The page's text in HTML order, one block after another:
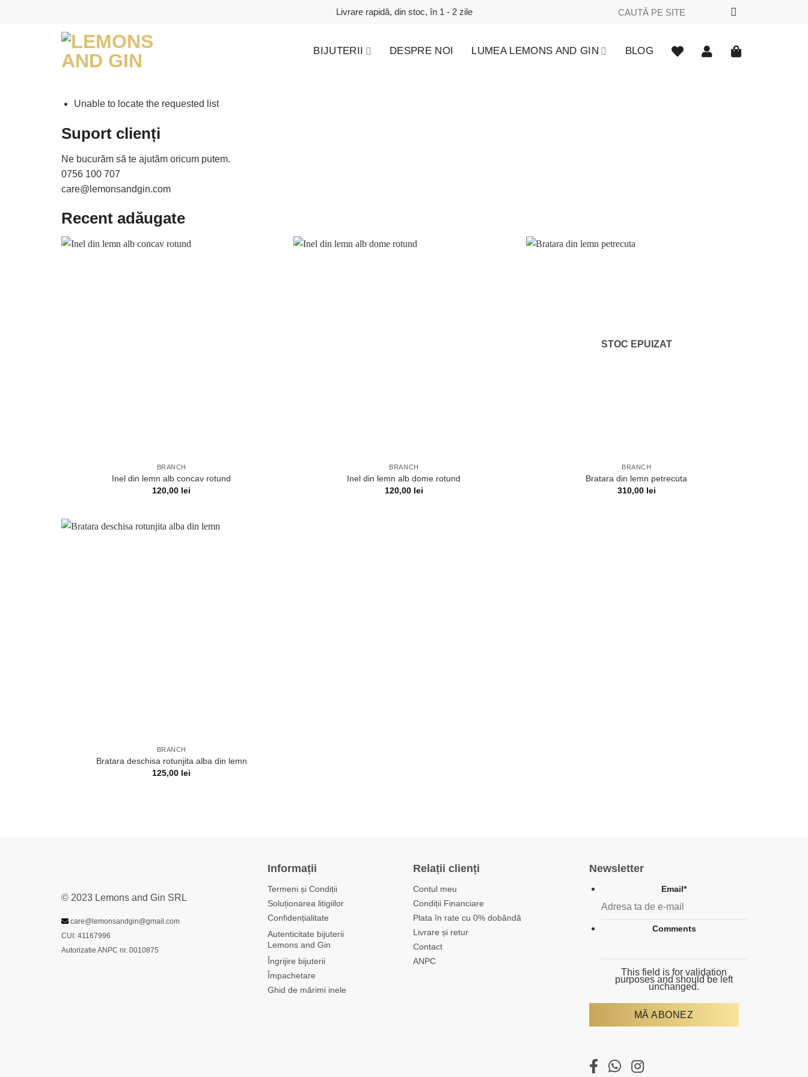
Livrare rapidă, din stoc, în 1 - 2 zile
Caută
BIJUTERII DESPRE NOI LUMEA LEMONS AND GIN BLOG
Unable to locate the requested list
Suport clienți
Ne bucurăm să te ajutăm oricum putem.
0756 100 707
care@lemonsandgin.com
Recent adăugate
BRANCH
Inel din lemn alb concav rotund
120,00 lei
BRANCH
Inel din lemn alb dome rotund
120,00 lei
STOC EPUIZAT
BRANCH
Bratara din lemn petrecuta
310,00 lei
BRANCH
Bratara deschisa rotunjita alba din lemn
125,00 lei
© 2023 Lemons and Gin SRL
care@lemonsandgin@gmail.com
CUI: 41167996
Autorizatie ANPC nr. 0010875
Informații
Termeni și Condiții
Soluționarea litigiilor
Confidențialitate
Autenticitate bijuterii
Lemons and Gin
Îngrijire bijuterii
Împachetare
Ghid de mărimi inele
Relații clienți
Contul meu
Condiții Financiare
Plata în rate cu 0% dobândă
Livrare și retur
Contact
ANPC
Newsletter
Email*
Comments
This field is for validation
purposes and should be left
unchanged.